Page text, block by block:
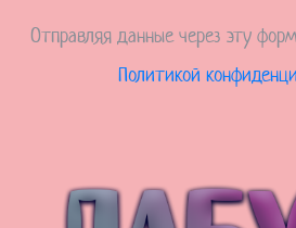
Отправляя данные через эту
Политикой